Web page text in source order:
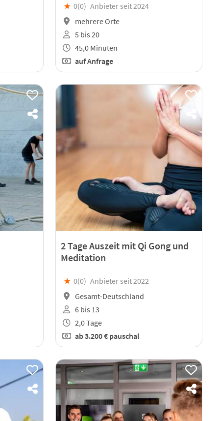
★ 0(0) Anbieter seit 2024
mehrere Orte
5 bis 20
45,0 Minuten
auf Anfrage
2 Tage Auszeit mit Qi Gong und
Meditation
★ 0(0) Anbieter seit 2022
Gesamt-Deutschland
6 bis 13
2,0 Tage
ab3.200 € pauschal